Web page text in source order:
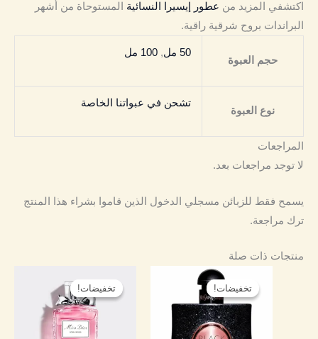
اكتشفي المزيد من عطور إيسيرا النسائية المستوحاة من أشهر
البراندات بروح شرقية راقية.
حجم العبوة
50 مل , 100 مل
نوع العبوة
تشحن في عبواتنا الخاصة
المراجعات
لا توجد مراجعات بعد.
يسمح فقط للزبائن مسجلي الدخول الذين قاموا بشراء هذا المنتج
ترك مراجعة.
منتجات ذات صلة
تخفيضات!
تخفيضات!
نطاق
السعر:
من
خلال
⁦ر.س 75⁩
هناك
العديد
من
الأشكال
تخفيضات!
تخفيضات!
السعر:
من
خلال
⁦ر.س 75⁩
العديد
من
الأشكال